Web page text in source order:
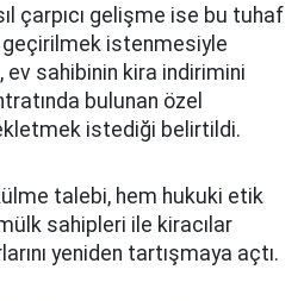
çarpıcı gelişme ise bu tuhaf
istenmesiyle
ev sahibinin kira indirimini
bulunan özel
istediği belirtildi.
talebi, hem hukuki etik
sahipleri ile kiracılar
yeniden tartışmaya açtı.